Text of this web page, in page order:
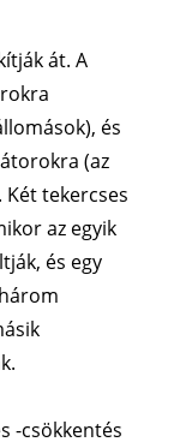
át. A
és
(az
tekercses
az egyik
és egy
-csökkentés